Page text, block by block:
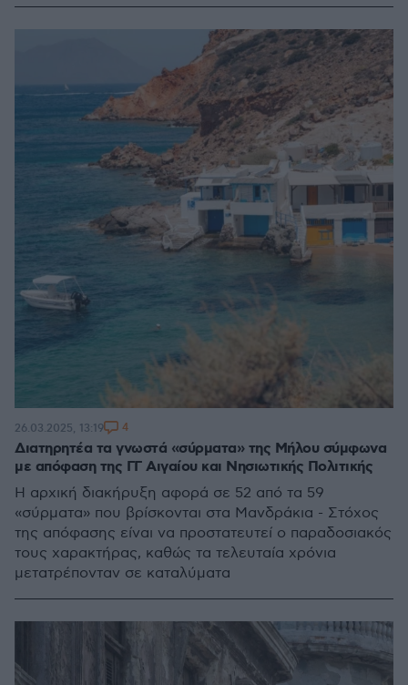
Διατηρητέα τα γνωστά «σύρματα» της Μήλου σύμφωνα
με απόφαση της ΓΓ Αιγαίου και Νησιωτικής Πολιτικής
Η αρχική διακήρυξη αφορά σε 52 από τα 59
«σύρματα» που βρίσκονται στα Μανδράκια - Στόχος
της απόφασης είναι να προστατευτεί ο παραδοσιακός
τους χαρακτήρας, καθώς τα τελευταία χρόνια
μετατρέπονταν σε καταλύματα
26.03.2025, 13:19 4